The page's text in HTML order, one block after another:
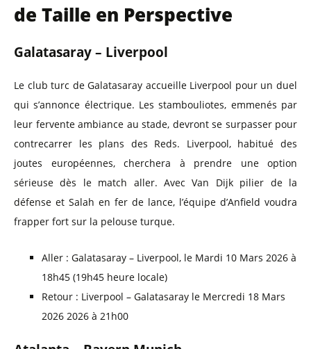
de Taille en Perspective
Galatasaray – Liverpool
Le club turc de Galatasaray accueille Liverpool pour un duel
qui s’annonce électrique. Les stambouliotes, emmenés par
leur fervente ambiance au stade, devront se surpasser pour
contrecarrer les plans des Reds. Liverpool, habitué des
joutes européennes, cherchera à prendre une option
sérieuse dès le match aller. Avec Van Dijk pilier de la
défense et Salah en fer de lance, l’équipe d’Anfield voudra
frapper fort sur la pelouse turque.
Aller : Galatasaray – Liverpool, le Mardi 10 Mars 2026 à
18h45 (19h45 heure locale)
Retour : Liverpool – Galatasaray le Mercredi 18 Mars
2026 2026 à 21h00